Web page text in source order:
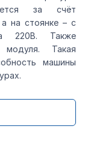
за счёт
на стоянке – с
220В. Также
модуля. Такая
машины